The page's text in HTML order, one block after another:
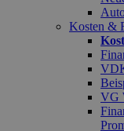
Kosten &
VG